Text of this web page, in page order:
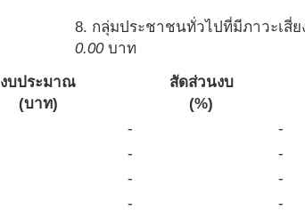
8. กลุ่มประชาชนทั่วไปที่มีภาวะเสี่ย
0.00บาท
งบประมาณ
(บาท)
สัดส่วนงบ
(%)
-
-
-
-
-
-
-
-